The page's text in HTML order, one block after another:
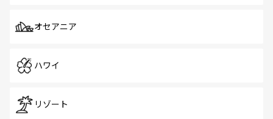
オセアニア
ハワイ
リゾート